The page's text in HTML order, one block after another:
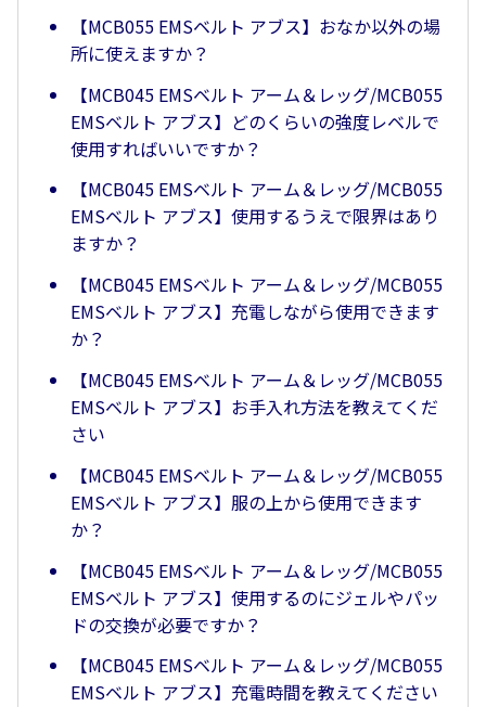
【MCB055 EMSベルト アブス】おなか以外の場
所に使えますか？
【MCB045 EMSベルト アーム＆レッグ/MCB055
EMSベルト アブス】どのくらいの強度レベルで
使用すればいいですか？
【MCB045 EMSベルト アーム＆レッグ/MCB055
EMSベルト アブス】使用するうえで限界はあり
ますか？
【MCB045 EMSベルト アーム＆レッグ/MCB055
EMSベルト アブス】充電しながら使用できます
か？
【MCB045 EMSベルト アーム＆レッグ/MCB055
EMSベルト アブス】お手入れ方法を教えてくだ
さい
【MCB045 EMSベルト アーム＆レッグ/MCB055
EMSベルト アブス】服の上から使用できます
か？
【MCB045 EMSベルト アーム＆レッグ/MCB055
EMSベルト アブス】使用するのにジェルやパッ
ドの交換が必要ですか？
【MCB045 EMSベルト アーム＆レッグ/MCB055
EMSベルト アブス】充電時間を教えてください